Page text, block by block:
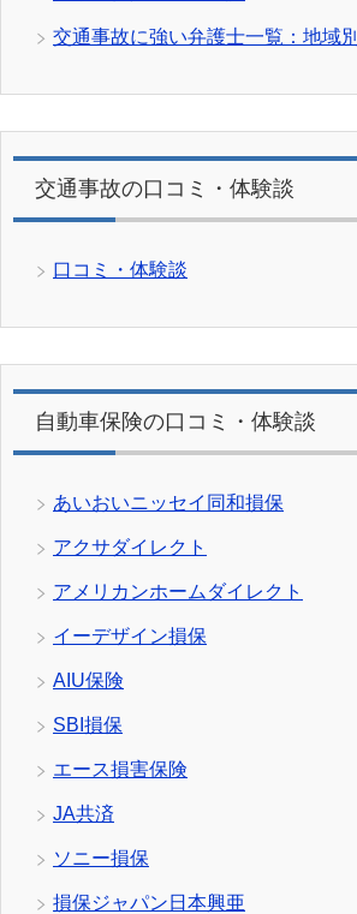
交通事故に強い弁護士一覧：地域別
交通事故の口コミ・体験談
口コミ・体験談
自動車保険の口コミ・体験談
あいおいニッセイ同和損保
アクサダイレクト
アメリカンホームダイレクト
イーデザイン損保
AIU保険
SBI損保
エース損害保険
JA共済
ソニー損保
損保ジャパン日本興亜